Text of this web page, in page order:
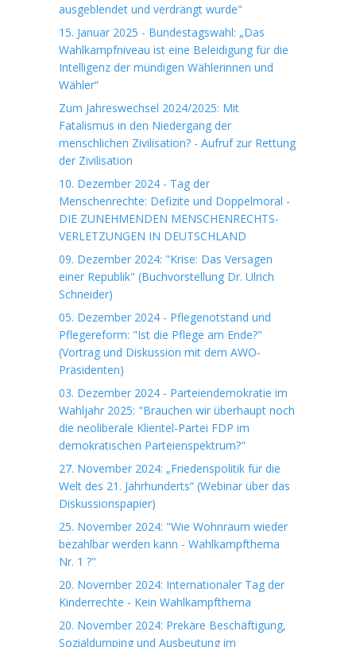
ausgeblendet und verdrängt wurde"
15. Januar 2025 - Bundestagswahl: „Das
Wahlkampfniveau ist eine Beleidigung für die
Intelligenz der mündigen Wählerinnen und
Wähler“
Zum Jahreswechsel 2024/2025: Mit
Fatalismus in den Niedergang der
menschlichen Zivilisation? - Aufruf zur Rettung
der Zivilisation
10. Dezember 2024 - Tag der
Menschenrechte: Defizite und Doppelmoral -
DIE ZUNEHMENDEN MENSCHENRECHTS-
VERLETZUNGEN IN DEUTSCHLAND
09. Dezember 2024: "Krise: Das Versagen
einer Republik" (Buchvorstellung Dr. Ulrich
Schneider)
05. Dezember 2024 - Pflegenotstand und
Pflegereform: "Ist die Pflege am Ende?"
(Vortrag und Diskussion mit dem AWO-
Präsidenten)
03. Dezember 2024 - Parteiendemokratie im
Wahljahr 2025: "Brauchen wir überhaupt noch
die neoliberale Klientel-Partei FDP im
demokratischen Parteienspektrum?"
27. November 2024: „Friedenspolitik für die
Welt des 21. Jahrhunderts“ (Webinar über das
Diskussionspapier)
25. November 2024: "Wie Wohnraum wieder
bezahlbar werden kann - Wahlkampfthema
Nr. 1 ?"
20. November 2024: Internationaler Tag der
Kinderrechte - Kein Wahlkampfthema
20. November 2024: Prekäre Beschäftigung,
Sozialdumping und Ausbeutung im